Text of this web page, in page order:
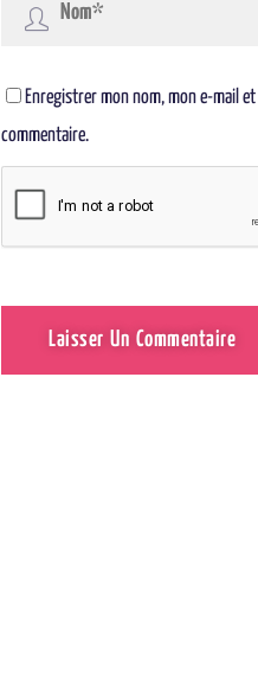
Enregistrer mon nom, mon e-mail
commentaire.